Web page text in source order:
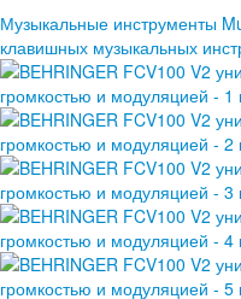
Музыкальные инструменты
клавишных музыкальных